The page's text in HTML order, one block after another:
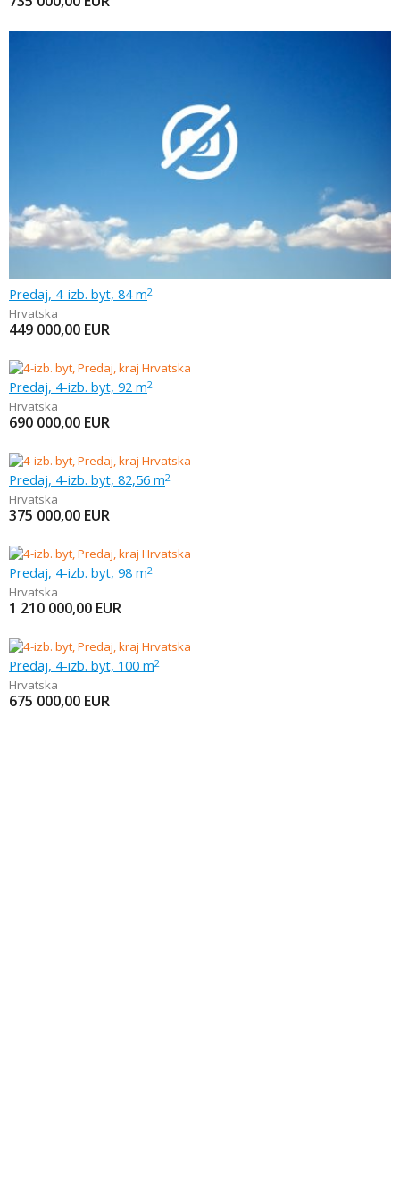
Predaj, 4-izb. byt, 84 m2
Hrvatska
449 000,00 EUR
Predaj, 4-izb. byt, 92 m2
Hrvatska
690 000,00 EUR
Predaj, 4-izb. byt, 82,56 m2
Hrvatska
375 000,00 EUR
Predaj, 4-izb. byt, 98 m2
Hrvatska
1 210 000,00 EUR
Predaj, 4-izb. byt, 100 m2
Hrvatska
675 000,00 EUR